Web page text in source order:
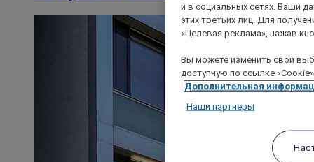
и в социальных сетях. Ваши
этих третьих лиц. Для
«Целевая реклама», нажав
Вы можете изменить свой
доступную по ссылке
Дополнительная
Наши партнеры